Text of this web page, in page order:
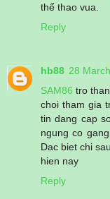
thể thao vua.
Reply
hb88 28
SAM86 tro
choi tham gia
tin dang cap
ngung co
Dac biet chi
hien nay
Reply